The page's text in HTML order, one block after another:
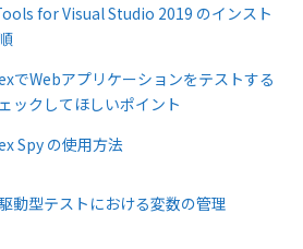
for Visual Studio 2019 のインスト
でWebアプリケーションをテストする
ックしてほしいポイント
Spy の使用方法
動型テストにおける変数の管理